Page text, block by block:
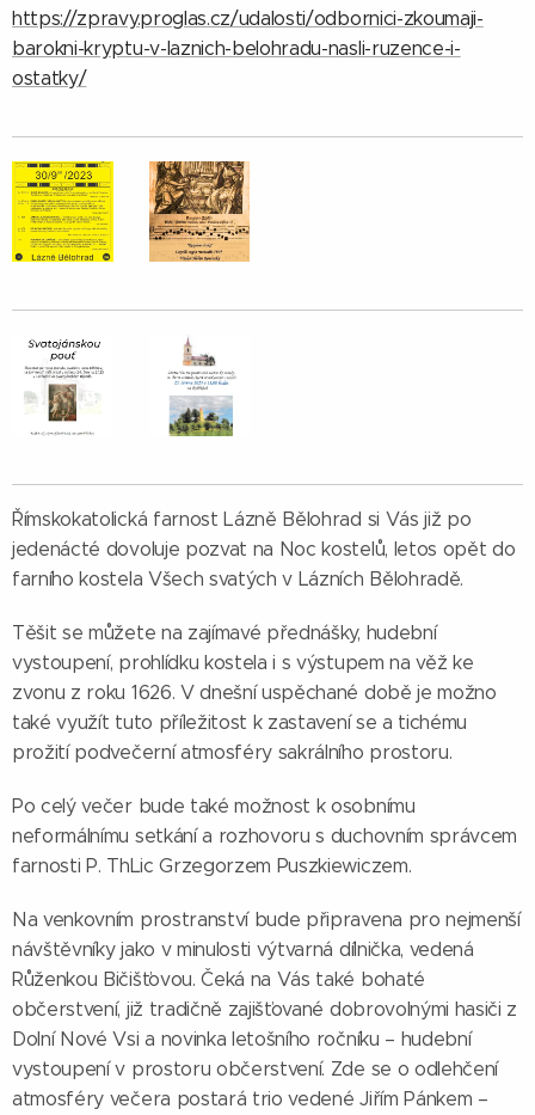
https://zpravy.proglas.cz/udalosti/odbornici-zkoumaji-
barokni-kryptu-v-laznich-belohradu-nasli-ruzence-i-
ostatky/
Římskokatolická farnost Lázně Bělohrad si Vás již po
jedenácté dovoluje pozvat na Noc kostelů, letos opět do
farního kostela Všech svatých v Lázních Bělohradě.
Těšit se můžete na zajímavé přednášky, hudební
vystoupení, prohlídku kostela i s výstupem na věž ke
zvonu z roku 1626. V dnešní uspěchané době je možno
také využít tuto příležitost k zastavení se a tichému
prožití podvečerní atmosféry sakrálního prostoru.
Po celý večer bude také možnost k osobnímu
neformálnímu setkání a rozhovoru s duchovním správcem
farnosti P. ThLic Grzegorzem Puszkiewiczem.
Na venkovním prostranství bude připravena pro nejmenší
návštěvníky jako v minulosti výtvarná dílnička, vedená
Růženkou Bičišťovou. Čeká na Vás také bohaté
občerstvení, již tradičně zajišťované dobrovolnými hasiči z
Dolní Nové Vsi a novinka letošního ročníku – hudební
vystoupení v prostoru občerstvení. Zde se o odlehčení
atmosféry večera postará trio vedené Jiřím Pánkem –